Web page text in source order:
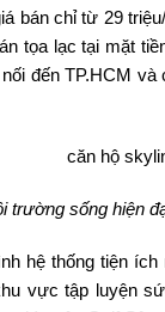
chỉ từ 29
tọa lạc tại mặt
đến TP.HCM
trường sống hiện
hệ thống tiện
vực tập luyện